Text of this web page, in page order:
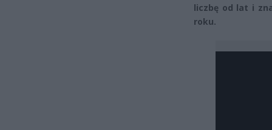
liczbę od lat i
roku.